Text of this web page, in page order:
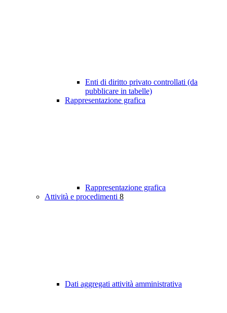
Enti di diritto privato controllati (da
pubblicare in tabelle)
Rappresentazione grafica
Rappresentazione grafica
Attività e procedimenti 8
Dati aggregati attività amministrativa